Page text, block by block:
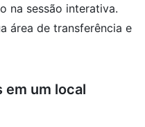
na sessão interativa.
área de transferência e
em um local